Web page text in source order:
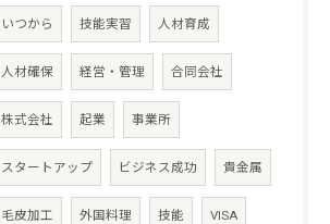
いつから 技能実習 人材育成
人材確保 経営・管理 合同会社
株式会社 起業 事業所
スタートアップ ビジネス成功 貴金属
毛皮加工 外国料理 技能 VISA